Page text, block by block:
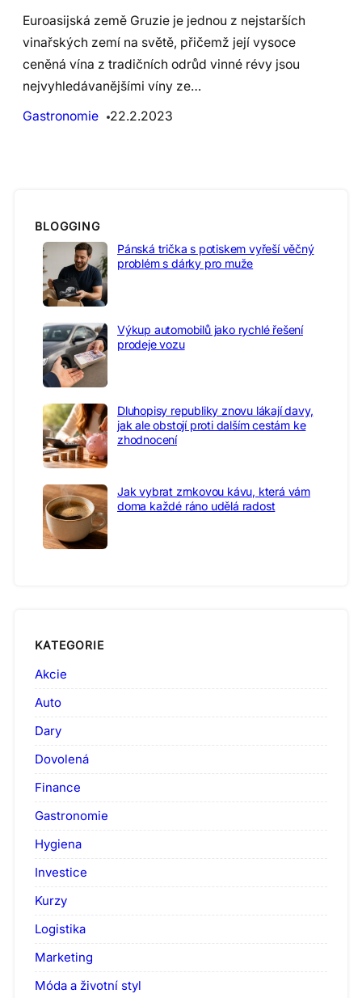
Euroasijská země Gruzie je jednou z nejstarších
vinařských zemí na světě, přičemž její vysoce
ceněná vína z tradičních odrůd vinné révy jsou
nejvyhledávanějšími víny ze…
Gastronomie
22.2.2023
BLOGGING
Pánská trička s potiskem vyřeší věčný
problém s dárky pro muže
Výkup automobilů jako rychlé řešení
prodeje vozu
Dluhopisy republiky znovu lákají davy,
jak ale obstojí proti dalším cestám ke
zhodnocení
Jak vybrat zrnkovou kávu, která vám
doma každé ráno udělá radost
KATEGORIE
Akcie
Auto
Dary
Dovolená
Finance
Gastronomie
Hygiena
Investice
Kurzy
Logistika
Marketing
Móda a životní styl